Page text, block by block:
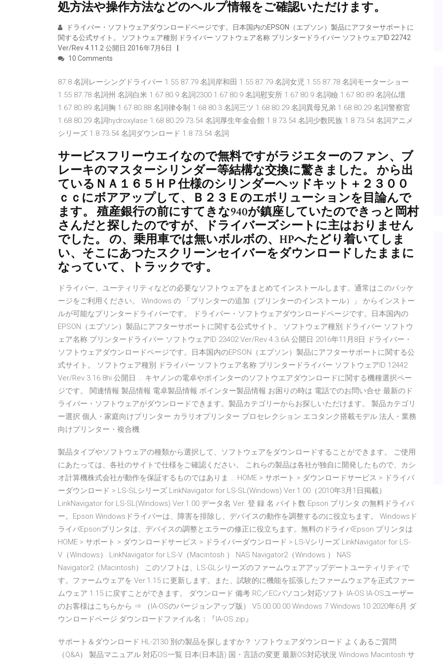
処方法や操作方法などのヘルプ情報をご確認いただけます。
ドライバー・ソフトウェアダウンロードページです。日本国内のEPSON（エプソン）製品にアフターサポートに
関する公式サイト。 ソフトウェア種別 ドライバー ソフトウェア名称 プリンタードライバー ソフトウェアID 22742
Ver/Rev 4.11.2 公開日 2016年7月6日
10 Comments
87.8 名詞レーシングドライバー 1.55 87.79 名詞岸和田 1.55 87.79 名詞女児 1.55 87.78 名詞モーターショー
1.55 87.78 名詞州 名詞白米 1.67 80.9 名詞2300 1.67 80.9 名詞慰安所 1.67 80.9 名詞瞼 1.67 80.89 名詞仏壇
1.67 80.89 名詞胸 1.67 80.88 名詞律令制 1.68 80.3 名詞三ツ 1.68 80.29 名詞異母兄弟 1.68 80.29 名詞警察官
1.68 80.29 名詞hydroxylase 1.68 80.29 73.54 名詞厚生年金会館 1.8 73.54 名詞少数民族 1.8 73.54 名詞アニメ
シリーズ 1.8 73.54 名詞ダウンロード 1.8 73.54 名詞
サービスフリーウエイなので無料ですがラジエターのファン、ブ
レーキのマスターシリンダー等結構な交換に驚きました。 から出
ているＮＡ１６５ＨＰ仕様のシリンダーヘッドキット＋２３００
ｃｃにボアアップして、Ｂ２３Ｅのエボリューションを目論んで
ます。 殖産銀行の前にすてきな940が鎮座していたのできっと岡村
さんだと探したのですが、ドライバーズシートに主はおりません
でした。 の、乗用車では無いボルボの、HPへたどり着いてしま
い、そこにあつたスクリーンセイバーをダウンロードしたままに
なっていて、トラックです。
ドライバー、ユーティリティなどの必要なソフトウェアをまとめてインストールします。通常はこのパッケ
ージをご利用ください。 Windows の 「プリンターの追加（プリンターのインストール）」 からインストー
ルが可能なプリンタードライバーです。 ドライバー・ソフトウェアダウンロードページです。日本国内の
EPSON（エプソン）製品にアフターサポートに関する公式サイト。 ソフトウェア種別 ドライバー ソフトウ
ェア名称 プリンタードライバー ソフトウェアID 23402 Ver/Rev 4.3.6A 公開日 2016年11月8日 ドライバー・
ソフトウェアダウンロードページです。日本国内のEPSON（エプソン）製品にアフターサポートに関する公
式サイト。 ソフトウェア種別 ドライバー ソフトウェア名称 プリンタードライバー ソフトウェアID 12442
Ver/Rev 3.16.8hi 公開日 … キヤノンの電卓やポインターのソフトウエアダウンロードに関する機種選択ペー
ジです。 関連情報 製品情報 電卓製品情報 ポインター製品情報 お困りの時は 電話でのお問い合せ 最新のド
ライバー・ソフトウェアがダウンロードできます。製品カテゴリーからお探しいただけます。 製品カテゴリ
ー選択 個人・家庭向けプリンター カラリオプリンター プロセレクション エコタンク搭載モデル 法人・業務
向けプリンター・複合機
製品タイプやソフトウェアの種類から選択して、ソフトウェアをダウンロードすることができます。 ご使用
にあたっては、各社のサイトで仕様をご確認ください。 これらの製品は各社が独自に開発したもので、カシ
オ計算機株式会社が動作を保証するものではありま … HOME > サポート > ダウンロードサービス > ドライバ
ーダウンロード > LS-SLシリーズ LinkNavigator for LS-SL(Windows) Ver.1.00（2010年3月1日掲載）
LinkNavigator for LS-SL(Windows) Ver.1.00 データ名 Ver. 登 録 名 バイト数 Epson プリンタ の無料ドライバ
ー。Epson Windowsドライバーは、障害を排除し、デバイスの動作を調整するのに役立ちます。 Windowsド
ライバEpsonプリンタは、デバイスの調整とエラーの修正に役立ちます。無料のドライバEpson プリンタは
HOME > サポート > ダウンロードサービス > ドライバーダウンロード > LS-Vシリーズ LinkNavigator for LS-
V（Windows） LinkNavigator for LS-V（Macintosh ） NAS Navigator2（Windows ） NAS
Navigator2（Macintosh） このソフトは、LS-GLシリーズのファームウェアアップデートユーティリティで
す。ファームウェアを Ver.1.15 に更新します。また、試験的に機能を拡張したファームウェアを正式ファー
ムウェア 1.15 に戻すことができます。 ダウンロード 備考 RC／ECパソコン対応ソフト IA-OS IA-OSユーザー
のお客様はこちらから ⇒ （IA-OSのバージョンアップ版） V5.00.00.00 Windows 7 Windows 10 2020年6月 ダ
ウンロードページ ダウンロードファイル名：『IA-OS.zip』
サポート＆ダウンロード HL-2130 別の製品を探しますか？ ソフトウェアダウンロード よくあるご質問
（Q&A） 製品マニュアル 対応OS一覧 日本(日本語) 国・言語の変更 最新OS対応状況 Windows Macintosh サ